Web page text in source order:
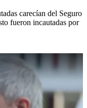
carecían del Seguro
fueron incautadas por